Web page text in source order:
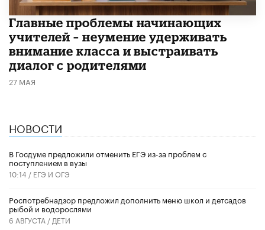
Главные проблемы начинающих
учителей – неумение удерживать
внимание класса и выстраивать
диалог с родителями
27 МАЯ
НОВОСТИ
В Госдуме предложили отменить ЕГЭ из-за проблем с
поступлением в вузы
10:14 / ЕГЭ И ОГЭ
Роспотребнадзор предложил дополнить меню школ и детсадов
рыбой и водорослями
6 АВГУСТА / ДЕТИ